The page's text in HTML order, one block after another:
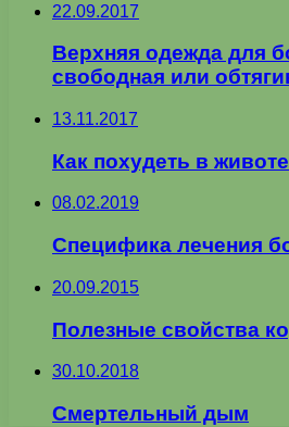
22.09.2017
Верхняя одежда для
свободная или
13.11.2017
Как похудеть в
08.02.2019
Специфика лечения
20.09.2015
Полезные свойства
30.10.2018
Смертельный дым